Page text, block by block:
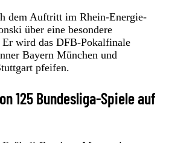
dem Auftritt im Rhein-Energie-
über eine besondere
Er wird das DFB-Pokalfinale
Bayern München und
pfeifen.
125 Bundesliga-Spiele auf